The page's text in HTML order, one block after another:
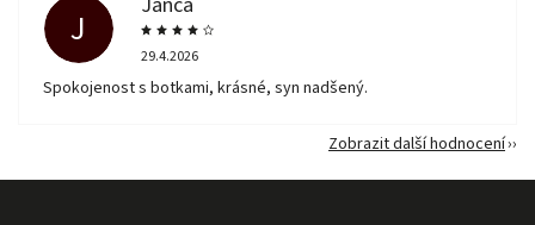
J
29.4.2026
Spokojenost s botkami, krásné, syn nadšený.
Zobrazit další hodnocení